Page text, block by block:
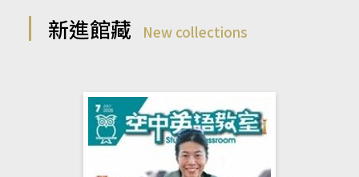
新進館藏 New collections